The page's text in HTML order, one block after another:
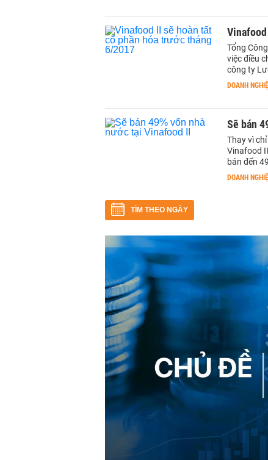
Tổng
việc điều
công ty
DOANH
Sẽ bán
Thay vì
Vinafood
bán đến
DOANH
TÌM THEO NGÀY